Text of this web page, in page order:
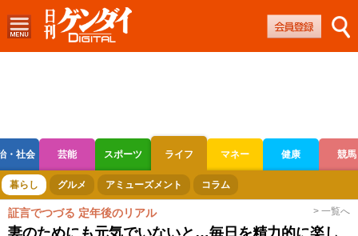
・社会 芸能 スポーツ ライフ マネー 健康 競馬
ボートレース 競輪 オートレース
暮らし グルメ アミューズメント コラム
証言でつづる 定年後のリアル > 一覧へ
妻のためにも元気でいないと…毎日を精力的に楽し